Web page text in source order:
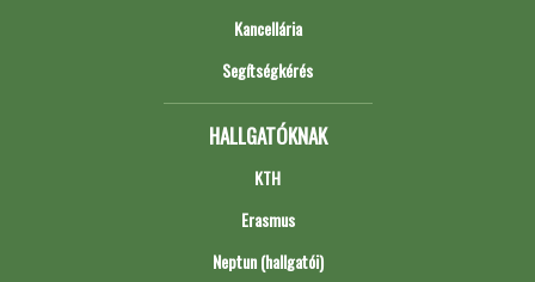
Kancellária
Segítségkérés
HALLGATÓKNAK
KTH
Erasmus
Neptun (hallgatói)